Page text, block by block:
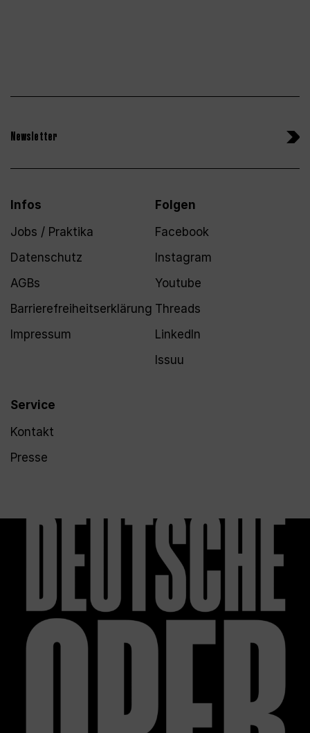
Newsletter
Infos
Jobs / Praktika
Datenschutz
AGBs
Barrierefreiheitserklärung
Impressum
Service
Kontakt
Presse
Folgen
Facebook
Instagram
Youtube
Threads
LinkedIn
Issuu